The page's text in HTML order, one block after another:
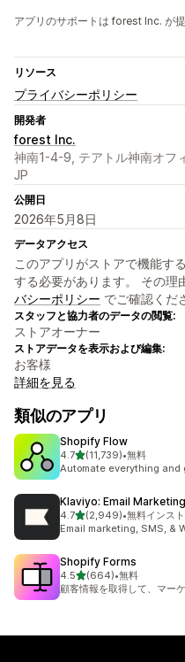
アプリのサポートは forest Inc. が提
リソース
プライバシーポリシー
開発者
forest Inc.
神南1-4-9, テアトル神南オフ
JP
公開日
2026年5月8日
データアクセス
このアプリがストアで機能す
する必要があります。 その理
バシーポリシー でご確認くだ
スタッフと協力者のデータの閲覧:
ストアオーナー
ストアデータを表示および編集:
お客様
詳細を見る
類似のアプリ
Shopify Flow
4.75つ星中
(11,739)
合計レビュー数：11739件
•無料
Automate everything and
Klaviyo: Email
4.75つ星中
(2,949)
合計レビュー数：2949件
•無料インス
Email marketing, SMS, &
Shopify Forms
4.55つ星中
(664)
合計レビュー数：664件
•無料
顧客情報を取得して、マー